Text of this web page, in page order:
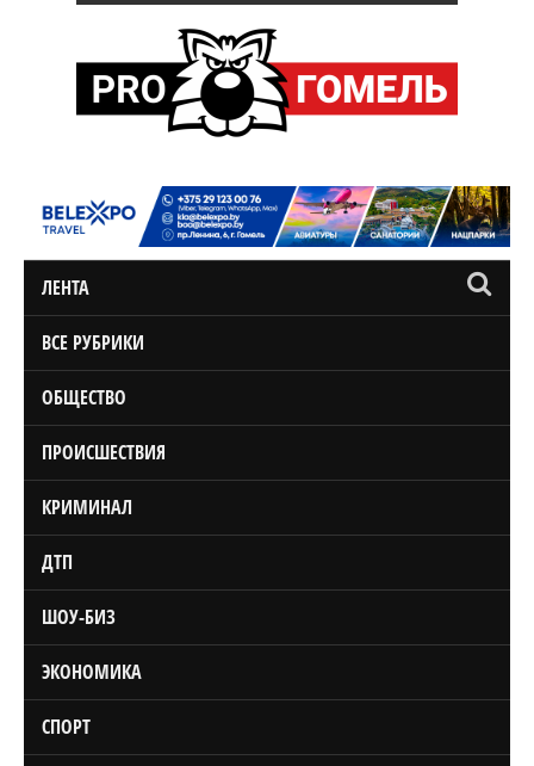
ЛЕНТА
ВСЕ РУБРИКИ
ОБЩЕСТВО
ПРОИСШЕСТВИЯ
КРИМИНАЛ
ДТП
ШОУ-БИЗ
ЭКОНОМИКА
СПОРТ